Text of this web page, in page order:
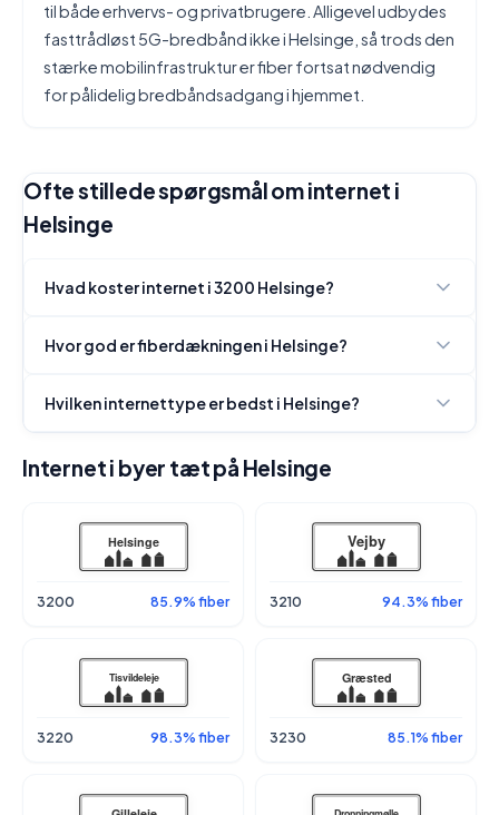
til både erhvervs- og privatbrugere. Alligevel udbydes
fasttrådløst 5G-bredbånd ikke i Helsinge, så trods den
stærke mobilinfrastruktur er fiber fortsat nødvendig
for pålidelig bredbåndsadgang i hjemmet.
Ofte stillede spørgsmål om internet i
Helsinge
Hvad koster internet i 3200 Helsinge?
Hvor god er fiberdækningen i Helsinge?
Hvilken internettype er bedst i Helsinge?
Internet i byer tæt på Helsinge
3200 85.9% fiber 3210 94.3% fiber
3220 98.3% fiber 3230 85.1% fiber